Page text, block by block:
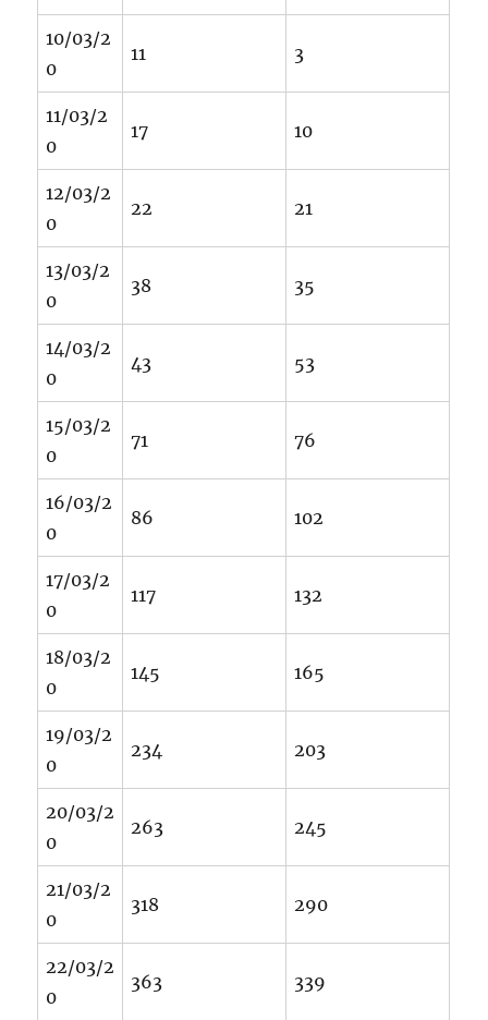
10/03/2
0
11 3
11/03/2
0
17 10
12/03/2
0
22 21
13/03/2
0
38 35
14/03/2
0
43 53
15/03/2
0
71 76
16/03/2
0
86 102
17/03/2
0
117 132
18/03/2
0
145 165
19/03/2
0
234 203
20/03/2
0
263 245
21/03/2
0
318 290
22/03/2
0
363 339